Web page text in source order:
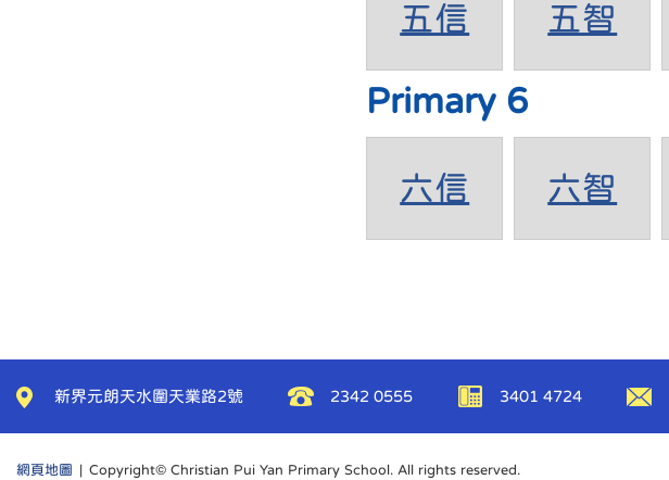
五信 五智
Primary 6
六信 六智
新界元朗天水圍天業路2號 2342 0555 3401 4724
網頁地圖 | Copyright© Christian Pui Yan Primary School. All rights reserved.